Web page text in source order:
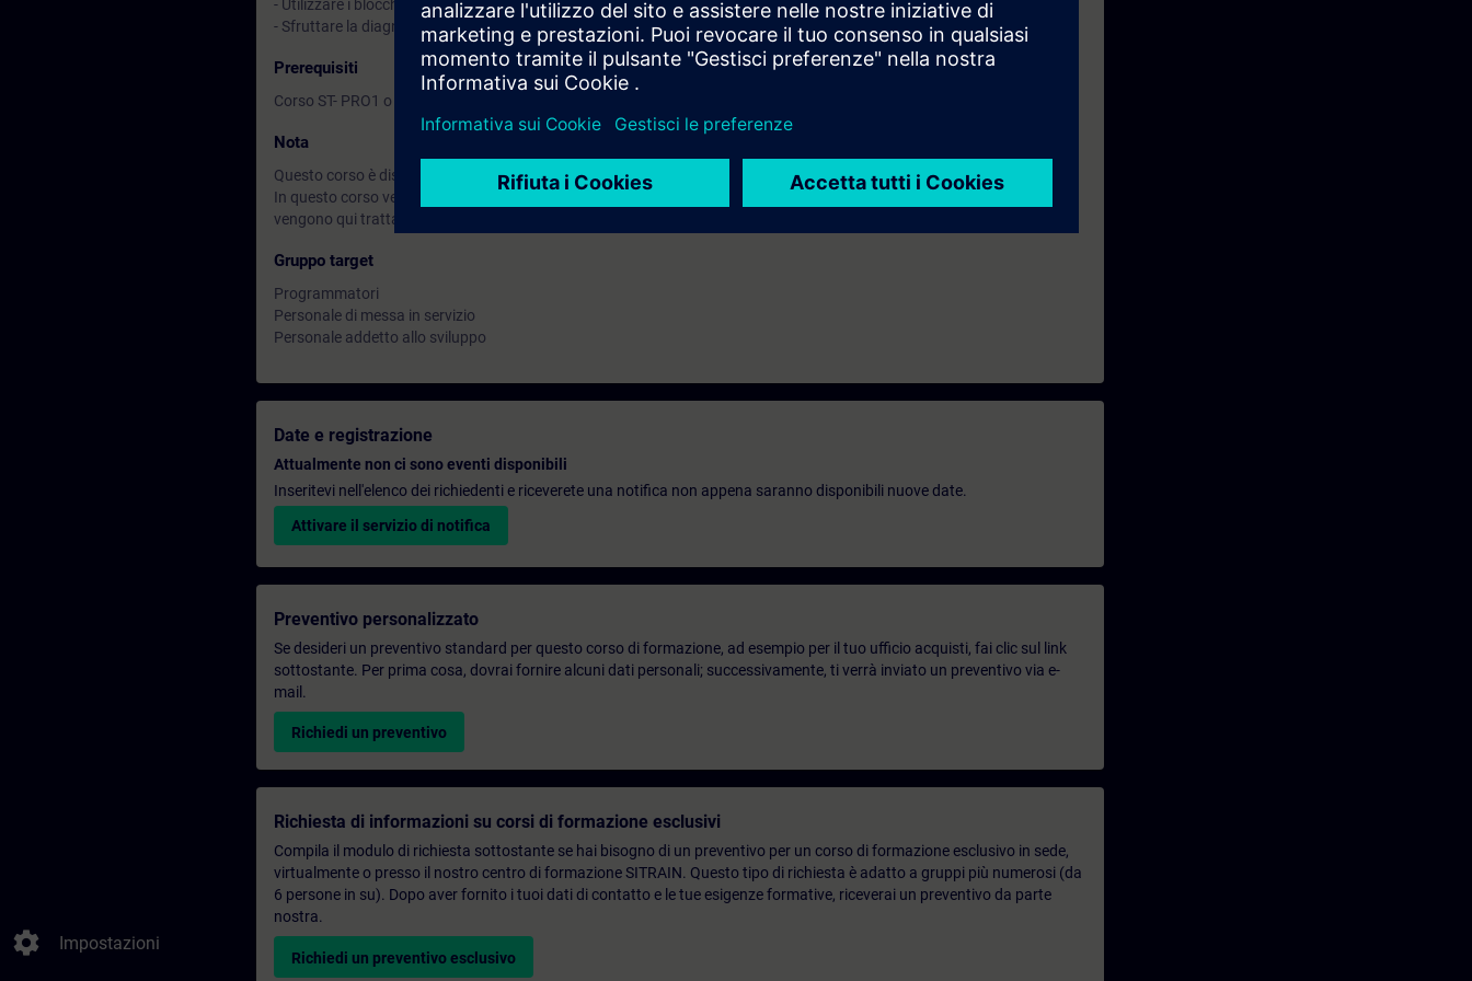
settings Impostazioni
- Utilizzare i blocchi organizzativi di interrupt e di gestione degli errori
- Sfruttare la diagnostica avanzata di SIMATIC STEP 7
Prerequisiti
Corso ST- PRO1 o equivalenti conoscenze base dei sistemi di automazione.
Nota
Questo corso è disponibile anche come corso serale: ST-PRO2/S.
In questo corso vengono utilizzati il sistema di automazione SIMATIC S7-300 e il software SIMATIC STEP 7 V5.x. Non
vengono qui trattati i sistemi ridondati SIMATIC S7-400H.
Gruppo target
Programmatori
Personale di messa in servizio
Personale addetto allo sviluppo
Date e registrazione
Attualmente non ci sono eventi disponibili
Inseritevi nell'elenco dei richiedenti e riceverete una notifica non appena saranno disponibili nuove date.
Attivare il servizio di notifica
Preventivo personalizzato
Se desideri un preventivo standard per questo corso di formazione, ad esempio per il tuo ufficio acquisti, fai clic sul link
sottostante. Per prima cosa, dovrai fornire alcuni dati personali; successivamente, ti verrà inviato un preventivo via e-
mail.
Richiedi un preventivo
Richiesta di informazioni su corsi di formazione esclusivi
Compila il modulo di richiesta sottostante se hai bisogno di un preventivo per un corso di formazione esclusivo in sede,
virtualmente o presso il nostro centro di formazione SITRAIN. Questo tipo di richiesta è adatto a gruppi più numerosi (da
6 persone in su). Dopo aver fornito i tuoi dati di contatto e le tue esigenze formative, riceverai un preventivo da parte
nostra.
Richiedi un preventivo esclusivo